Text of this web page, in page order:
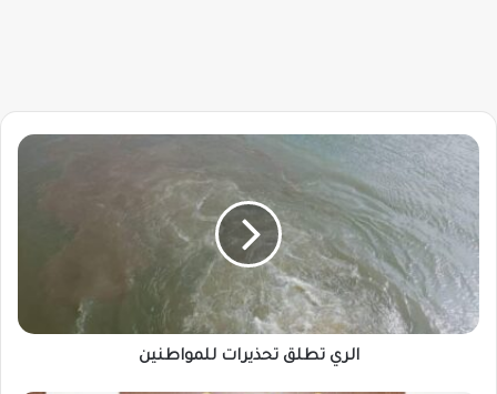
الري
تطلق
تحذيرات
للمواطنين
الري تطلق تحذيرات للمواطنين